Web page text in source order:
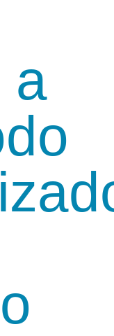
a